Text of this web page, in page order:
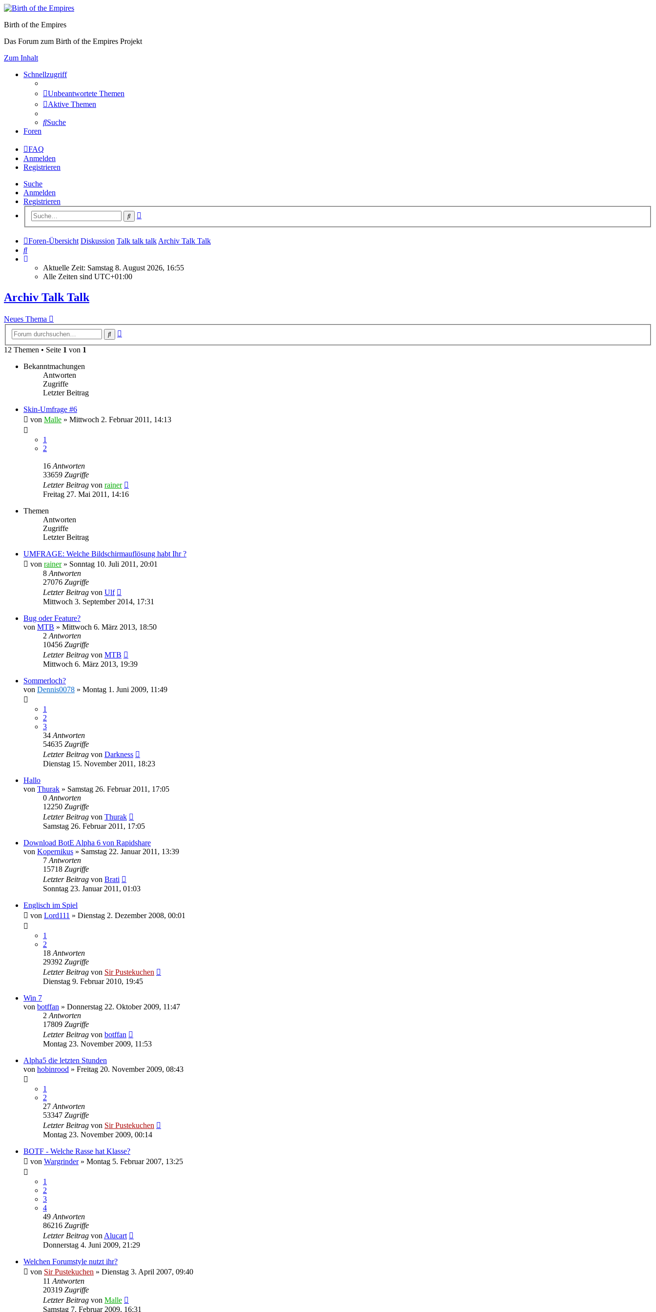
Birth of the Empires
Das Forum zum Birth of the Empires Projekt
Zum Inhalt
Schnellzugriff
Unbeantwortete Themen
Aktive Themen
Suche
Foren
FAQ
Anmelden
Registrieren
Suche
Anmelden
Registrieren
Suche
Foren-Übersicht Diskussion Talk talk talk Archiv Talk Talk
Suche
Aktuelle Zeit: Samstag 8. August 2026, 16:55
Alle Zeiten sind UTC+01:00
Archiv Talk Talk
Neues Thema
Suche
12 Themen • Seite 1 von 1
Bekanntmachungen
Antworten
Zugriffe
Letzter Beitrag
Skin-Umfrage #6
von Malle » Mittwoch 2. Februar 2011, 14:13
1
2
16 Antworten
33659 Zugriffe
Letzter Beitrag von rainer
Freitag 27. Mai 2011, 14:16
Themen
Antworten
Zugriffe
Letzter Beitrag
UMFRAGE: Welche Bildschirmauflösung habt Ihr ?
von rainer» Sonntag 10. Juli 2011, 20:01
8 Antworten
27076 Zugriffe
Letzter Beitrag von Ulf
Mittwoch 3. September 2014, 17:31
Bug oder Feature?
von MTB » Mittwoch 6. März 2013, 18:50
2 Antworten
10456 Zugriffe
Letzter Beitrag von MTB
Mittwoch 6. März 2013, 19:39
Sommerloch?
von Dennis0078 » Montag 1. Juni 2009, 11:49
1
2
3
34 Antworten
54635 Zugriffe
Letzter Beitrag von Darkness
Dienstag 15. November 2011, 18:23
Hallo
von Thurak » Samstag 26. Februar 2011, 17:05
0 Antworten
12250 Zugriffe
Letzter Beitrag von Thurak
Samstag 26. Februar 2011, 17:05
Download BotE Alpha 6 von Rapidshare
von Kopernikus » Samstag 22. Januar 2011, 13:39
7 Antworten
15718 Zugriffe
Letzter Beitrag von Brati
Sonntag 23. Januar 2011, 01:03
Englisch im Spiel
von Lord111 » Dienstag 2. Dezember 2008, 00:01
1
2
18 Antworten
29392 Zugriffe
Letzter Beitrag von Sir Pustekuchen
Dienstag 9. Februar 2010, 19:45
Win 7
von botffan » Donnerstag 22. Oktober 2009, 11:47
2 Antworten
17809 Zugriffe
Letzter Beitrag von botffan
Montag 23. November 2009, 11:53
Alpha5 die letzten Stunden
von hobinrood » Freitag 20. November 2009, 08:43
1
2
27 Antworten
53347 Zugriffe
Letzter Beitrag von Sir Pustekuchen
Montag 23. November 2009, 00:14
BOTF - Welche Rasse hat Klasse?
von Wargrinder» Montag 5. Februar 2007, 13:25
1
2
3
4
49 Antworten
86216 Zugriffe
Letzter Beitrag von Alucart
Donnerstag 4. Juni 2009, 21:29
Welchen Forumstyle nutzt ihr?
von Sir Pustekuchen » Dienstag 3. April 2007, 09:40
11 Antworten
20319 Zugriffe
Letzter Beitrag von Malle
Samstag 7. Februar 2009, 16:31